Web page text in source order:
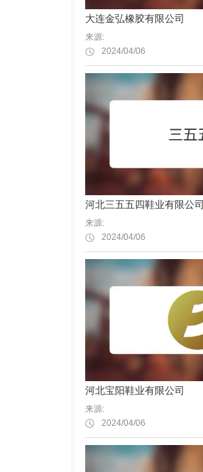
大连金弘橡胶有限公司
来源:
2024/04/06
河北三五五四鞋业有限公司
来源:
2024/04/06
河北宝阳鞋业有限公司
来源:
2024/04/06